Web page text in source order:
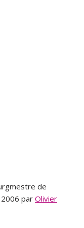
de
par Olivier